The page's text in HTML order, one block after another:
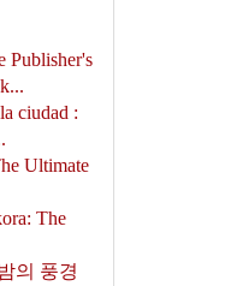
Publisher's
ciudad :
Ultimate
The
의 풍경